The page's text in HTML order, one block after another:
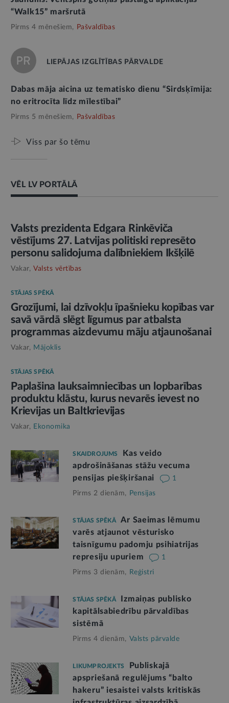
“Walk15” maršrutā
Pirms 4 mēnešiem, Pašvaldības
LIEPĀJAS IZGLĪTĪBAS PĀRVALDE
Dabas māja aicina uz tematisko dienu “Sirdsķīmija:
no eritrocīta līdz mīlestībai”
Pirms 5 mēnešiem, Pašvaldības
Viss par šo tēmu
VĒL LV PORTĀLĀ
AMATPERSONAS RUNA
Valsts prezidenta Edgara Rinkēviča
vēstījums 27. Latvijas politiski represēto
personu salidojuma dalībniekiem Ikšķilē
Vakar, Valsts vērtības
STĀJAS SPĒKĀ
Grozījumi, lai dzīvokļu īpašnieku kopības var
savā vārdā slēgt līgumus par atbalsta
programmas aizdevumu māju atjaunošanai
Vakar, Mājoklis
STĀJAS SPĒKĀ
Paplašina lauksaimniecības un lopbarības
produktu klāstu, kurus nevarēs ievest no
Krievijas un Baltkrievijas
Vakar, Ekonomika
SKAIDROJUMS
Kas veido
apdrošināšanas stāžu vecuma
pensijas piešķiršanai
1
Pirms 2 dienām, Pensijas
STĀJAS SPĒKĀ
Ar Saeimas lēmumu
varēs atjaunot vēsturisko
taisnīgumu padomju psihiatrijas
represiju upuriem
1
Pirms 3 dienām, Reģistri
STĀJAS SPĒKĀ
Izmaiņas publisko
kapitālsabiedrību pārvaldības
sistēmā
Pirms 4 dienām, Valsts pārvalde
LIKUMPROJEKTS
Publiskajā
apspriešanā regulējums “balto
hakeru” iesaistei valsts kritiskās